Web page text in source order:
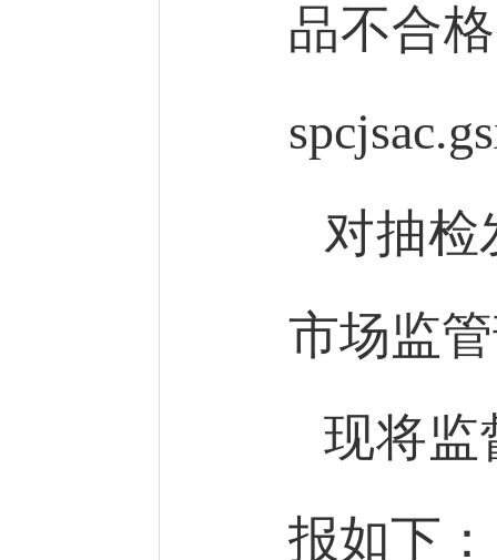
品不合
对抽检
市场监
现将监
报如下：